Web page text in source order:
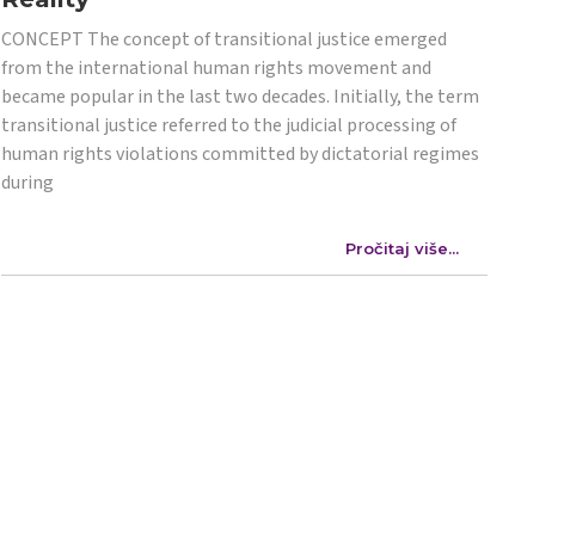
CONCEPT The concept of transitional justice emerged
from the international human rights movement and
became popular in the last two decades. Initially, the term
transitional justice referred to the judicial processing of
human rights violations committed by dictatorial regimes
during
Pročitaj više...